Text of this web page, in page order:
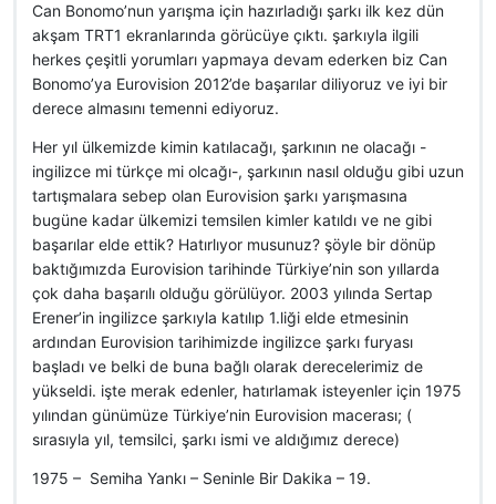
Can Bonomo’nun yarışma için hazırladığı şarkı ilk kez dün
akşam TRT1 ekranlarında görücüye çıktı. şarkıyla ilgili
herkes çeşitli yorumları yapmaya devam ederken biz Can
Bonomo’ya Eurovision 2012’de başarılar diliyoruz ve iyi bir
derece almasını temenni ediyoruz.
Her yıl ülkemizde kimin katılacağı, şarkının ne olacağı -
ingilizce mi türkçe mi olcağı-, şarkının nasıl olduğu gibi uzun
tartışmalara sebep olan Eurovision şarkı yarışmasına
bugüne kadar ülkemizi temsilen kimler katıldı ve ne gibi
başarılar elde ettik? Hatırlıyor musunuz? şöyle bir dönüp
baktığımızda Eurovision tarihinde Türkiye’nin son yıllarda
çok daha başarılı olduğu görülüyor. 2003 yılında Sertap
Erener’in ingilizce şarkıyla katılıp 1.liği elde etmesinin
ardından Eurovision tarihimizde ingilizce şarkı furyası
başladı ve belki de buna bağlı olarak derecelerimiz de
yükseldi. işte merak edenler, hatırlamak isteyenler için 1975
yılından günümüze Türkiye’nin Eurovision macerası; (
sırasıyla yıl, temsilci, şarkı ismi ve aldığımız derece)
1975 – Semiha Yankı – Seninle Bir Dakika – 19.